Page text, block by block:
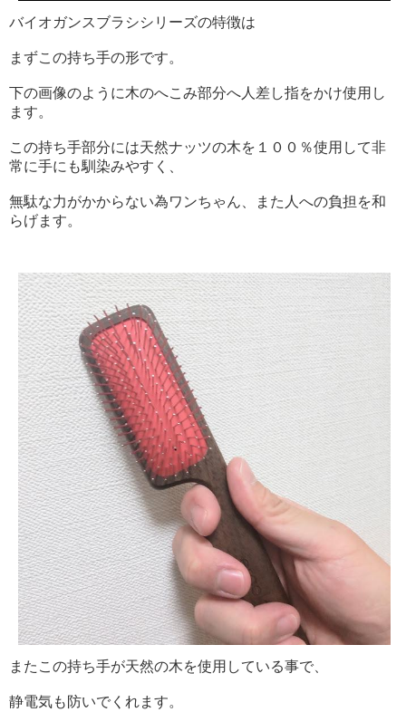
バイオガンスブラシシリーズの特徴は
まずこの持ち手の形です。
下の画像のように木のへこみ部分へ人差し指をかけ使用し
ます。
この持ち手部分には天然ナッツの木を１００％使用して非
常に手にも馴染みやすく、
無駄な力がかからない為ワンちゃん、また人への負担を和
らげます。
またこの持ち手が天然の木を使用している事で、
静電気も防いでくれます。